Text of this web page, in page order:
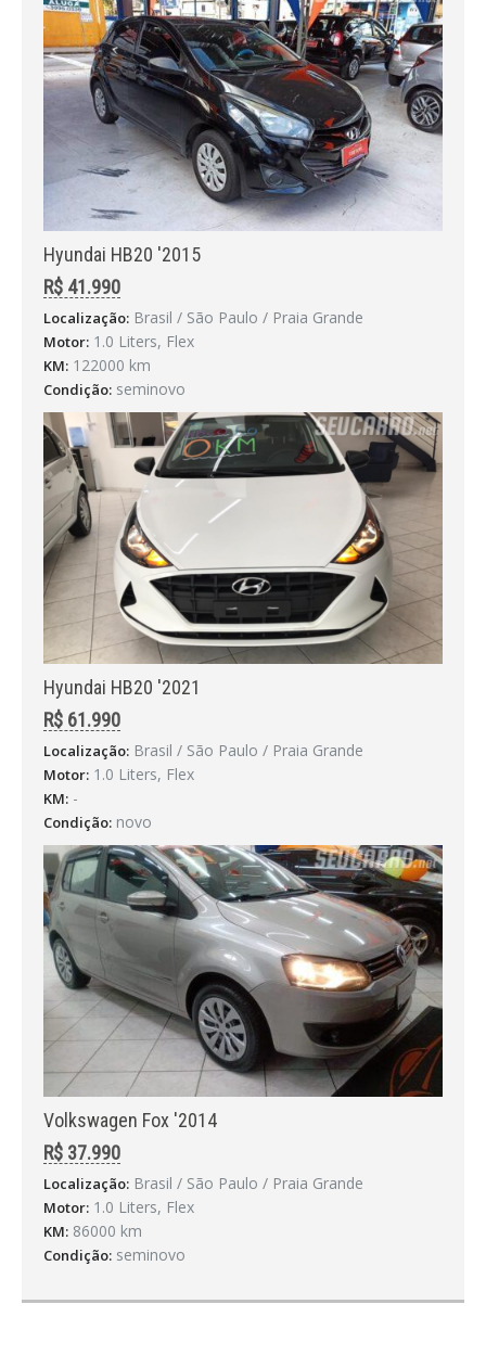
Hyundai HB20 '2015
R$ 41.990
Localização: Brasil / São Paulo / Praia Grande
Motor: 1.0 Liters, Flex
KM: 122000 km
Condição: seminovo
Hyundai HB20 '2021
R$ 61.990
Localização: Brasil / São Paulo / Praia Grande
Motor: 1.0 Liters, Flex
KM: -
Condição: novo
Volkswagen Fox '2014
R$ 37.990
Localização: Brasil / São Paulo / Praia Grande
Motor: 1.0 Liters, Flex
KM: 86000 km
Condição: seminovo